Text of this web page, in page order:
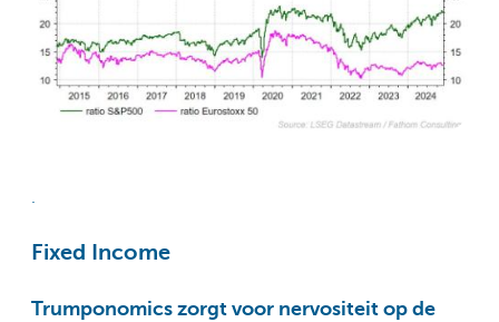
.
Fixed Income
Trumponomics zorgt voor nervositeit op de